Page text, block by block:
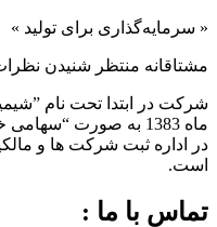
« سرمایه‌گذاری برای تولید »
مشتاقانه منتظر شنیدن
در اداره ثبت شرکت ها و
است.
تماس با ما :